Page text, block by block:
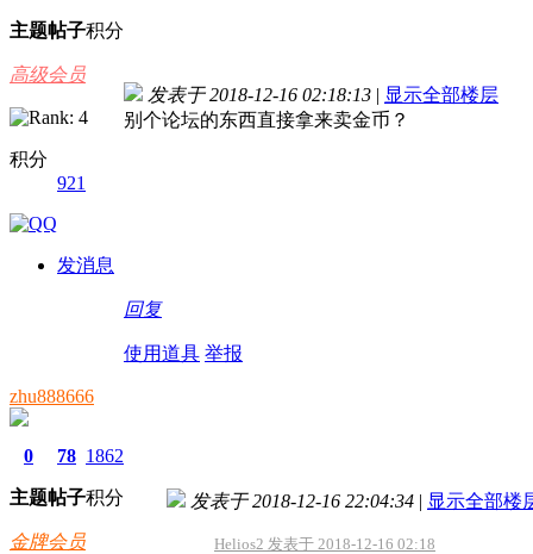
主题帖子积分
高级会员
积分
921
发消息
发表于 2018-12-16 02:18:13 | 显示全部楼层
别个论坛的东西直接拿来卖金币？
回复
使用道具 举报
zhu888666
0
主题
78
帖子
1862
积分
金牌会员
发表于 2018-12-16 22:04:34 | 显示全部楼
Helios2 发表于 2018-12-16 02:18